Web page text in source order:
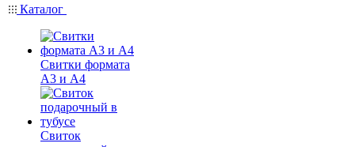
Каталог
Свитки формата
А3 и А4
Свиток